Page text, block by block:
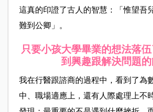
這真的印證了古人的智慧：「惟望吾
難到公卿」。
只要小孩大學畢業的想法落
到興趣跟解決問題的
我在行醫跟諮商的過程中，看到了為
中、職場適應上，還有人際處理上不